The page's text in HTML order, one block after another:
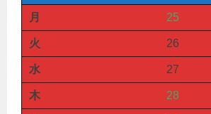
月 25
火 26
水 27
木 28